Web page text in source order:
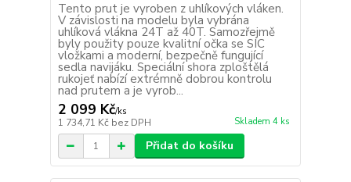
Tento prut je vyroben z uhlíkových vláken.
V závislosti na modelu byla vybrána
uhlíková vlákna 24T až 40T. Samozřejmě
byly použity pouze kvalitní očka se SIC
vložkami a moderní, bezpečně fungující
sedla navijáku. Speciální shora zploštělá
rukojeť nabízí extrémně dobrou kontrolu
nad prutem a je vyrob...
2 099 Kč/ks
1 734,71 Kč bez DPH Skladem 4 ks
Přidat do košíku